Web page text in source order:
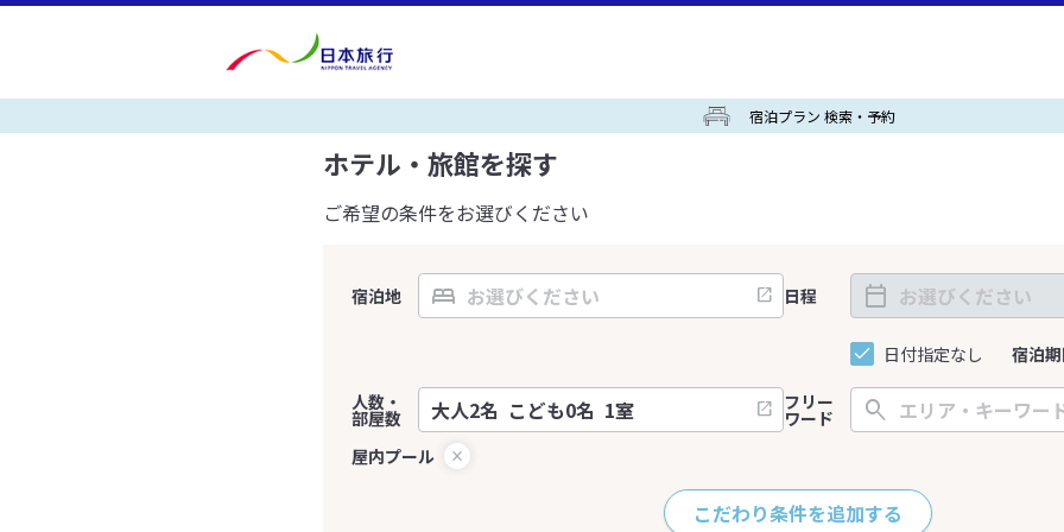
宿泊プラン 検索・予約
ホテル・旅館を探す
ご希望の条件をお選びください
宿泊地 日程
日付指定なし 宿泊
人数・
部屋数
フリー
ワード
屋内プール
こだわり条件を追加する